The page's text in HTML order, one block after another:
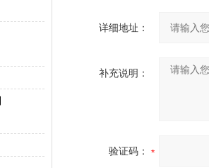
详细地址：
补充说明：
验证码：